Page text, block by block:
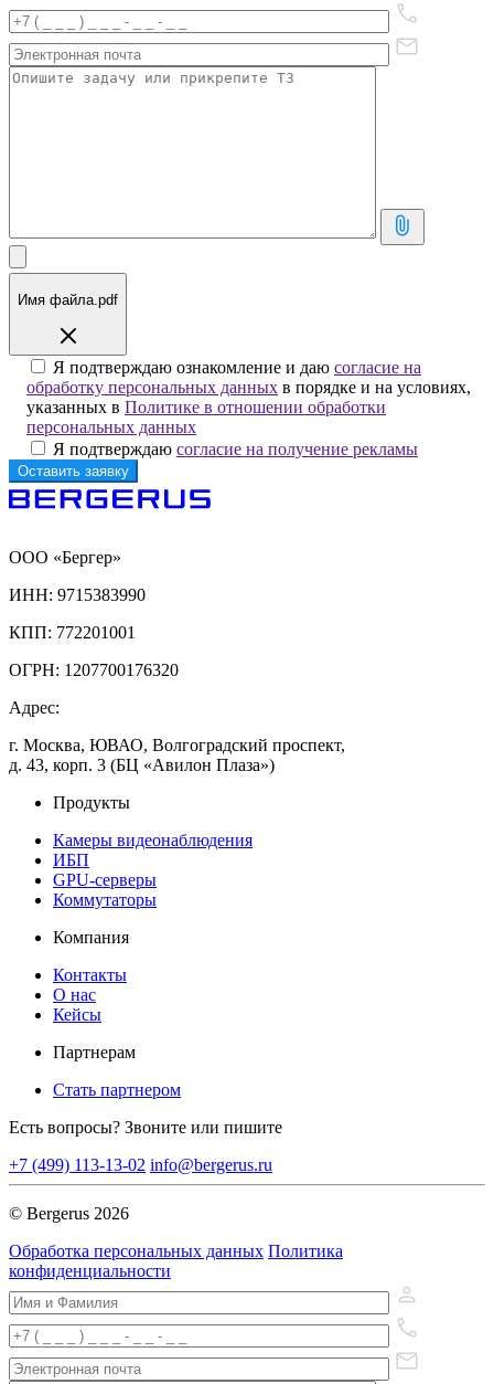
Имя файла.pdf
Я подтверждаю ознакомление и даю согласие на
обработку персональных данных в порядке и на условиях,
указанных в Политике в отношении обработки
персональных данных
Я подтверждаю согласие на получение рекламы
ООО «Бергер»
ИНН: 9715383990
КПП: 772201001
ОГРН: 1207700176320
Адрес:
г. Москва, ЮВАО, Волгоградский проспект,
д. 43, корп. 3 (БЦ «Авилон Плаза»)
Продукты
Камеры видеонаблюдения
ИБП
GPU-серверы
Коммутаторы
Компания
Контакты
О нас
Кейсы
Партнерам
Стать партнером
Есть вопросы? Звоните или пишите
+7 (499) 113-13-02 info@bergerus.ru
© Bergerus 2026
Обработка персональных данных Политика
конфиденциальности